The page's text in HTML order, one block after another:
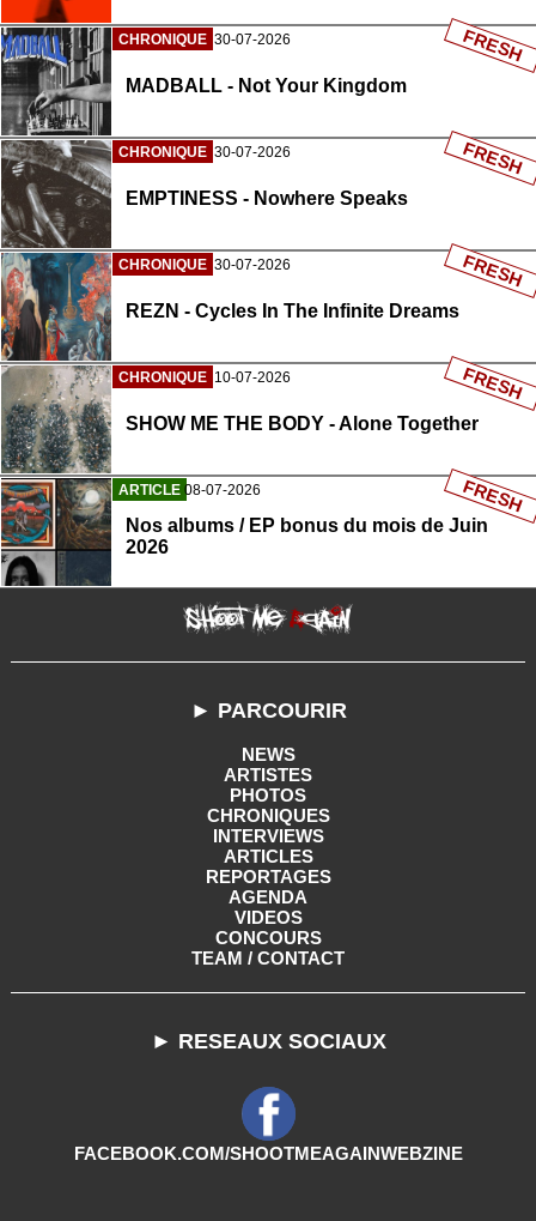
CHRONIQUE 30-07-2026
MADBALL - Not Your Kingdom
FRESH
CHRONIQUE 30-07-2026
EMPTINESS - Nowhere Speaks
FRESH
CHRONIQUE 30-07-2026
REZN - Cycles In The Infinite Dreams
FRESH
CHRONIQUE 10-07-2026
SHOW ME THE BODY - Alone Together
FRESH
ARTICLE 08-07-2026
Nos albums / EP bonus du mois de Juin
2026
FRESH
► PARCOURIR
NEWS
ARTISTES
PHOTOS
CHRONIQUES
INTERVIEWS
ARTICLES
REPORTAGES
AGENDA
VIDEOS
CONCOURS
TEAM / CONTACT
► RESEAUX SOCIAUX
FACEBOOK.COM/SHOOTMEAGAINWEBZINE